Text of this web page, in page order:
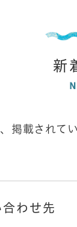
新
掲載されて
わせ先